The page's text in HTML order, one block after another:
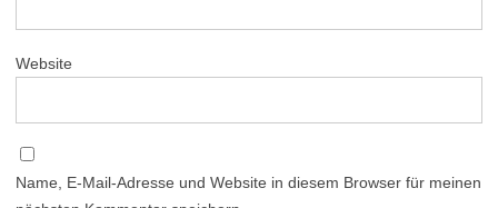
Website
Name, E-Mail-Adresse und Website in diesem Browser für meinen